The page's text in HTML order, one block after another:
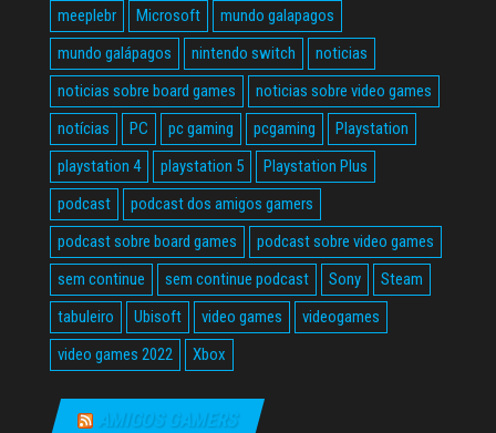
meeplebr
Microsoft
mundo galapagos
mundo galápagos
nintendo switch
noticias
noticias sobre board games
noticias sobre video games
notícias
PC pc gaming pcgaming
Playstation
playstation 4
playstation 5
Playstation Plus
podcast
podcast dos amigos gamers
podcast sobre board games
podcast sobre video games
sem continue
sem continue podcast Sony
Steam
tabuleiro
Ubisoft video games
videogames
video games 2022
Xbox
AMIGOS GAMERS